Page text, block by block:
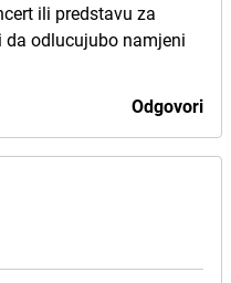
ili predstavu za
da odlucujubo namjeni
Odgovori